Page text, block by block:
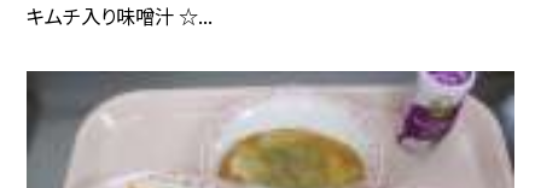
キムチ入り味噌汁 ☆...